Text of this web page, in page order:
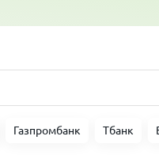
Газпромбанк Тбанк